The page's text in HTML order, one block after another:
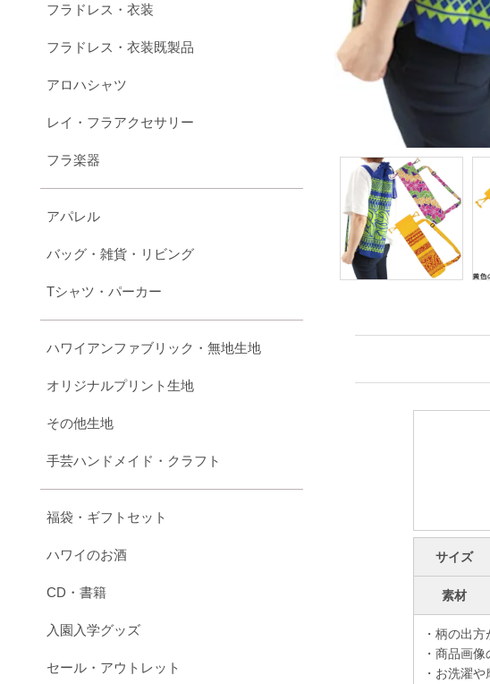
サイズ
素材
・柄の出
・商品画
・お洗濯
フラドレス・衣装
フラドレス・衣装既製品
アロハシャツ
レイ・フラアクセサリー
フラ楽器
アパレル
バッグ・雑貨・リビング
Tシャツ・パーカー
ハワイアンファブリック・無地生地
オリジナルプリント生地
その他生地
手芸ハンドメイド・クラフト
福袋・ギフトセット
ハワイのお酒
CD・書籍
入園入学グッズ
セール・アウトレット